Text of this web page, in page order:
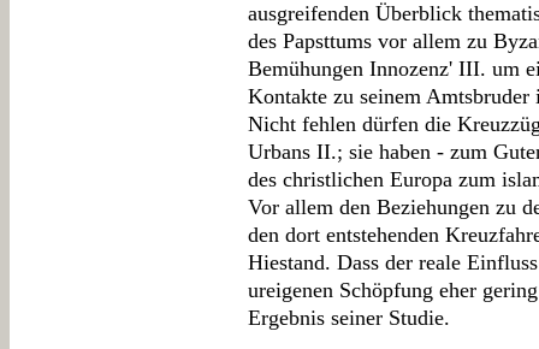
ausgreifenden Überblick
des Papsttums vor allem zu
Bemühungen Innozenz' III. um
Kontakte zu seinem
Nicht fehlen dürfen die
Urbans II.; sie haben - zum
des christlichen Europa zum
Vor allem den Beziehungen zu
den dort entstehenden
Hiestand. Dass der reale
ureigenen Schöpfung eher
Ergebnis seiner Studie.